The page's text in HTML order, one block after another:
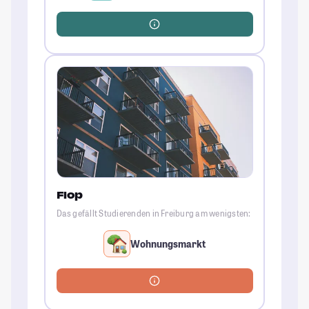
Flop
Das gefällt Studierenden in Freiburg am wenigsten:
Wohnungsmarkt